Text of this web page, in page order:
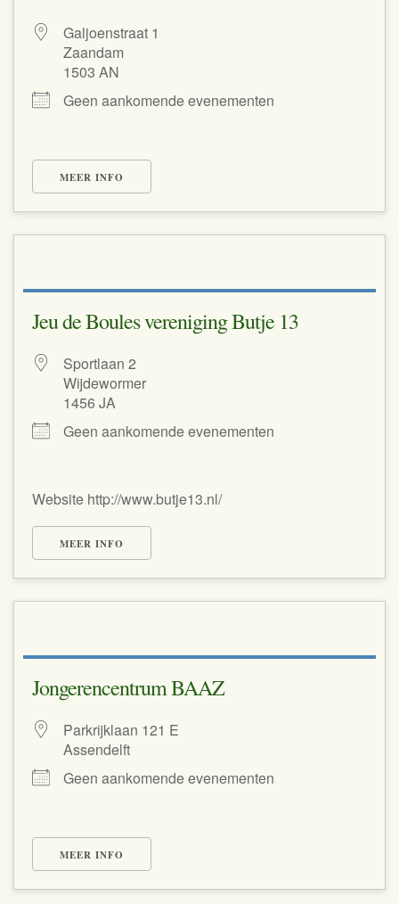
Galjoenstraat 1
Zaandam
1503 AN
Geen aankomende evenementen
MEER INFO
Jeu de Boules vereniging Butje 13
Sportlaan 2
Wijdewormer
1456 JA
Geen aankomende evenementen
Website http://www.butje13.nl/
MEER INFO
Jongerencentrum BAAZ
Parkrijklaan 121 E
Assendelft
Geen aankomende evenementen
MEER INFO